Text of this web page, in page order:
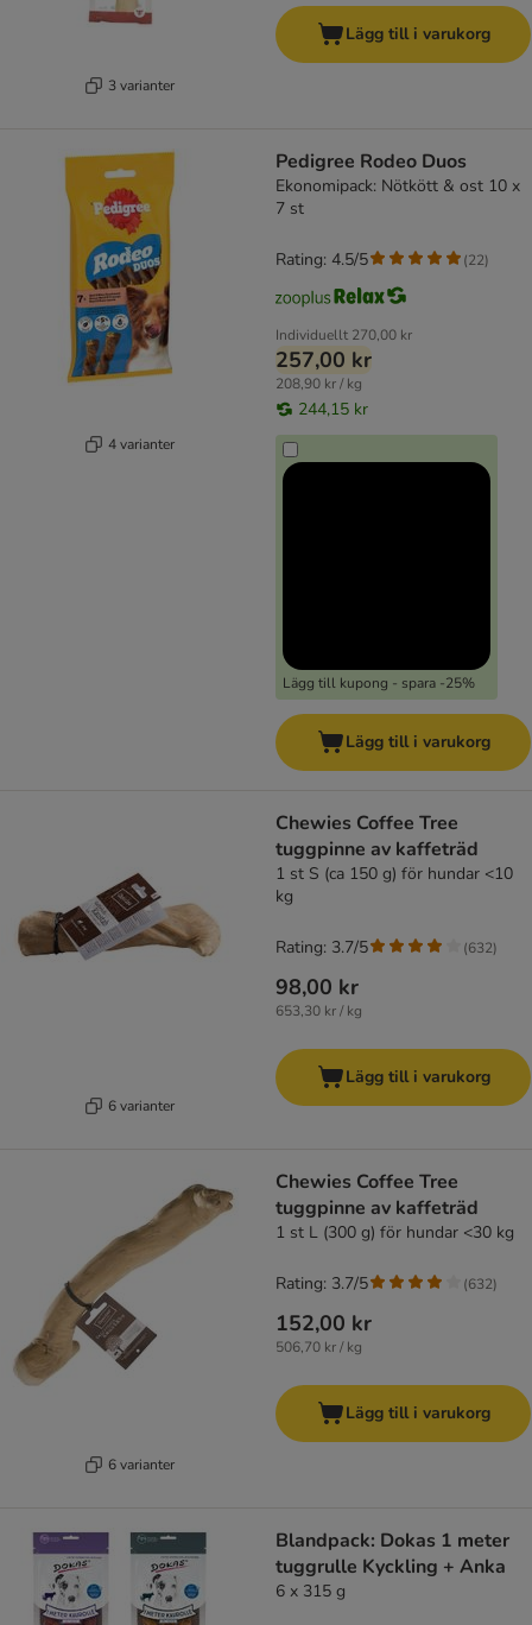
3 varianter
Lägg till i varukorg
4 varianter
Pedigree Rodeo Duos
Ekonomipack: Nötkött & ost 10 x
7 st
Individuellt 270,00 kr
257,00 kr
208,90 kr / kg
244,15 kr
Lägg till kupong - spara -25%
Rating: 4.5/5 (22)
Lägg till i varukorg
6 varianter
Chewies Coffee Tree
tuggpinne av kaffeträd
1 st S (ca 150 g) för hundar <10
kg
98,00 kr
653,30 kr / kg
Rating: 3.7/5 (632)
Lägg till i varukorg
6 varianter
Chewies Coffee Tree
tuggpinne av kaffeträd
1 st L (300 g) för hundar <30 kg
152,00 kr
506,70 kr / kg
Rating: 3.7/5 (632)
Lägg till i varukorg
Blandpack: Dokas 1 meter
tuggrulle Kyckling + Anka
6 x 315 g